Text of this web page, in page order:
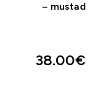
– mustad
38.00€‎